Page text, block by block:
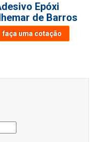
Epóxi
de Barros
faça uma cotação